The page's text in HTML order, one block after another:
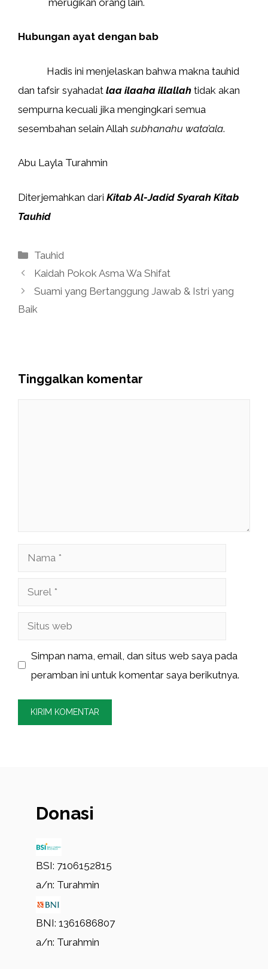
Hubungan ayat dengan bab
Hadis ini menjelaskan bahwa makna tauhid
dan tafsir syahadat laa ilaaha illallah tidak akan
sempurna kecuali jika mengingkari semua
sesembahan selain Allahsubhanahu wata’ala.
Abu Layla Turahmin
Diterjemahkan dari Kitab Al-Jadid Syarah Kitab
Tauhid
Kategori
Tauhid
Kaidah Pokok Asma Wa Shifat
Suami yang Bertanggung Jawab & Istri yang
Baik
Tinggalkan komentar
Nama
Surel
Situs
Simpan nama, email, dan situs web saya pada
peramban ini untuk komentar saya berikutnya.
Donasi
BSI: 7106152815
a/n: Turahmin
BNI: 1361686807
a/n: Turahmin